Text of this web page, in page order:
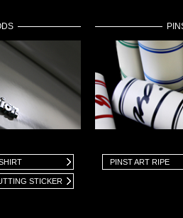
STICKER
PINST ART RIPE